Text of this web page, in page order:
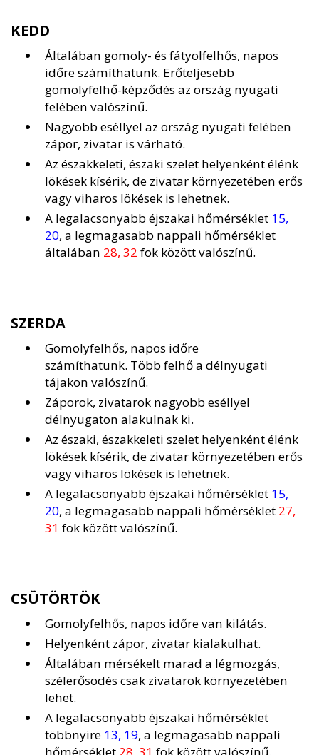
KEDD
Általában gomoly- és fátyolfelhős, napos
időre számíthatunk. Erőteljesebb
gomolyfelhő-képződés az ország nyugati
felében valószínű.
Nagyobb eséllyel az ország nyugati felében
zápor, zivatar is várható.
Az északkeleti, északi szelet helyenként élénk
lökések kísérik, de zivatar környezetében erős
vagy viharos lökések is lehetnek.
A legalacsonyabb éjszakai hőmérséklet 15,
20, a legmagasabb nappali hőmérséklet
általában 28, 32 fok között valószínű.
SZERDA
Gomolyfelhős, napos időre
számíthatunk. Több felhő a délnyugati
tájakon valószínű.
Záporok, zivatarok nagyobb eséllyel
délnyugaton alakulnak ki.
Az északi, északkeleti szelet helyenként élénk
lökések kísérik, de zivatar környezetében erős
vagy viharos lökések is lehetnek.
A legalacsonyabb éjszakai hőmérséklet 15,
20, a legmagasabb nappali hőmérséklet 27,
31 fok között valószínű.
CSÜTÖRTÖK
Gomolyfelhős, napos időre van kilátás.
Helyenként zápor, zivatar kialakulhat.
Általában mérsékelt marad a légmozgás,
szélerősödés csak zivatarok környezetében
lehet.
A legalacsonyabb éjszakai hőmérséklet
többnyire 13, 19, a legmagasabb nappali